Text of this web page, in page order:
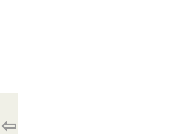
⇦